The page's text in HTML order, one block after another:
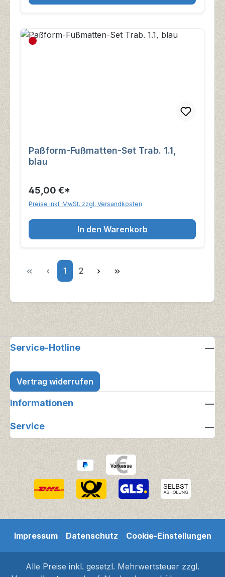
Paßform-Fußmatten-Set Trab. 1.1,
blau
45,00 €*
Preise inkl. MwSt. zzgl. Versandkosten
In den Warenkorb
Seite
1 Seite
2
Service-Hotline
Vertrag widerrufen
Informationen
Service
Impressum Datenschutz Cookie-Einstellungen
Alle Preise inkl. gesetzl. Mehrwertsteuer zzgl.